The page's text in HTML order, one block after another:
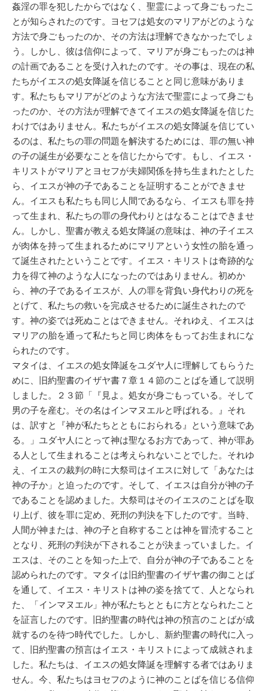
姦淫の罪を犯したからではなく、聖霊によって身ごもったこ
とが知らされたのです。ヨセフは処女のマリアがどのような
方法で身ごもったのか、その方法は理解できなかったでしょ
う。しかし、彼は信仰によって、マリアが身ごもったのは神
の計画であることを受け入れたのです。その事は、現在の私
たちがイエスの処女降誕を信じることと同じ意味がありま
す。私たちもマリアがどのような方法で聖霊によって身ごも
ったのか、その方法が理解できてイエスの処女降誕を信じた
わけではありません。私たちがイエスの処女降誕を信じてい
るのは、私たちの罪の問題を解決するためには、罪の無い神
の子の誕生が必要なことを信じたからです。もし、イエス・
キリストがマリアとヨセフが夫婦関係を持ち生まれたとした
ら、イエスが神の子であることを証明することができませ
ん。イエスも私たちも同じ人間であるなら、イエスも罪を持
って生まれ、私たちの罪の身代わりとはなることはできませ
ん。しかし、聖書が教える処女降誕の意味は、神の子イエス
が肉体を持って生まれるためにマリアという女性の胎を通っ
て誕生されたということです。イエス・キリストは奇跡的な
力を得て神のような人になったのではありません。初めか
ら、神の子であるイエスが、人の罪を背負い身代わりの死を
とげて、私たちの救いを完成させるために誕生されたので
す。神の姿では死ぬことはできません。それゆえ、イエスは
マリアの胎を通って私たちと同じ肉体をもってお生まれにな
られたのです。
マタイは、イエスの処女降誕をユダヤ人に理解してもらうた
めに、旧約聖書のイザヤ書７章１４節のことばを通して説明
しました。２３節「『見よ。処女が身ごもっている。そして
男の子を産む。その名はインマヌエルと呼ばれる。』それ
は、訳すと『神が私たちとともにおられる』という意味であ
る。」ユダヤ人にとって神は聖なるお方であって、神が罪あ
る人として生まれることは考えられないことでした。それゆ
え、イエスの裁判の時に大祭司はイエスに対して「あなたは
神の子か」と迫ったのです。そして、イエスは自分が神の子
であることを認めました。大祭司はそのイエスのことばを取
り上げ、彼を罪に定め、死刑の判決を下したのです。当時、
人間が神または、神の子と自称することは神を冒涜すること
となり、死刑の判決が下されることが決まっていました。イ
エスは、そのことを知った上で、自分が神の子であることを
認められたのです。マタイは旧約聖書のイザヤ書の御ことば
を通して、イエス・キリストは神の姿を捨てて、人となられ
た、「インマヌエル」神が私たちとともに方となられたこと
を証言したのです。旧約聖書の時代は神の預言のことばが成
就するのを待つ時代でした。しかし、新約聖書の時代に入っ
て、旧約聖書の預言はイエス・キリストによって成就されま
した。私たちは、イエスの処女降誕を理解する者ではありま
せん。今、私たちはヨセフのように神のことばを信じる信仰